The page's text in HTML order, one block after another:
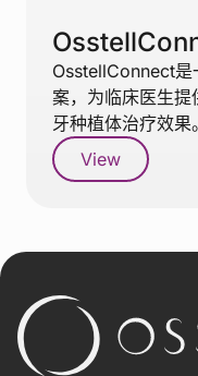
OsstellConnect是
案，为临床医生提
牙种植体治疗效果。
View